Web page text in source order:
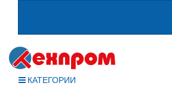
КАТЕГОРИИ